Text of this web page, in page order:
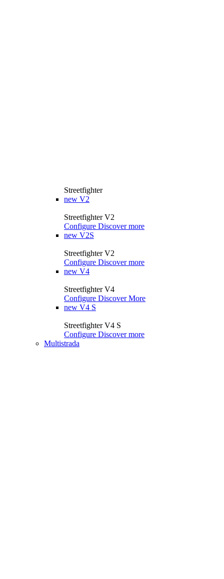
Streetfighter
new V2
Streetfighter V2
Configure Discover more
new V2S
Streetfighter V2
Configure Discover more
new V4
Streetfighter V4
Configure Discover More
new V4 S
Streetfighter V4 S
Configure Discover more
Multistrada